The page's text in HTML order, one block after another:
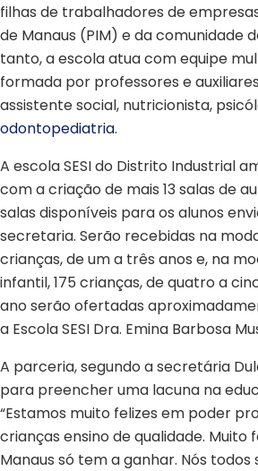
filhas de trabalhadores de
de Manaus (PIM) e da comunidade
tanto, a escola atua com equipe
formada por professores e
assistente social, nutricionista,
odontopediatria.
A escola SESI do Distrito Industrial
com a criação de mais 13 salas de
salas disponíveis para os alunos
secretaria. Serão recebidas na
crianças, de um a três anos e, na
infantil, 175 crianças, de quatro a
ano serão ofertadas
a Escola SESI Dra. Emina Barbosa
A parceria, segundo a secretária
para preencher uma lacuna na
“Estamos muito felizes em poder
crianças ensino de qualidade. Muito
Manaus só tem a ganhar. Nós todos